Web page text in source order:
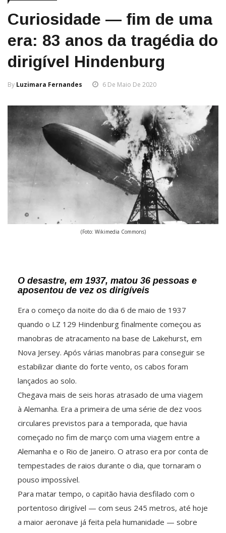
Curiosidade — fim de uma
era: 83 anos da tragédia do
dirigível Hindenburg
By Luzimara Fernandes 6 De Maio De 2020
(Foto: Wikimedia Commons)
O desastre, em 1937, matou 36 pessoas e
aposentou de vez os dirigíveis
Era o começo da noite do dia 6 de maio de 1937
quando o LZ 129 Hindenburg finalmente começou as
manobras de atracamento na base de Lakehurst, em
Nova Jersey. Após várias manobras para conseguir se
estabilizar diante do forte vento, os cabos foram
lançados ao solo.
Chegava mais de seis horas atrasado de uma viagem
à Alemanha. Era a primeira de uma série de dez voos
circulares previstos para a temporada, que havia
começado no fim de março com uma viagem entre a
Alemanha e o Rio de Janeiro. O atraso era por conta de
tempestades de raios durante o dia, que tornaram o
pouso impossível.
Para matar tempo, o capitão havia desfilado com o
portentoso dirigível — com seus 245 metros, até hoje
a maior aeronave já feita pela humanidade — sobre